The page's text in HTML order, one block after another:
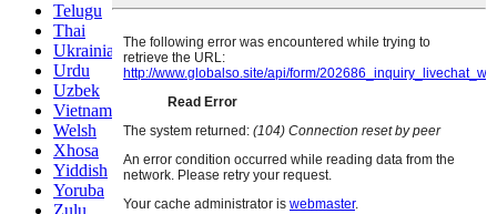
Telugu
Thai
Ukrainian
Urdu
Uzbek
Vietnamese
Welsh
Xhosa
Yiddish
Yoruba